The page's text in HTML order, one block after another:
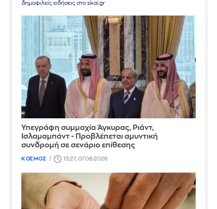
δημοφιλείς ειδήσεις στο skai.gr
Υπεγράφη συμμαχία Άγκυρας, Ριάντ,
Ισλαμαμπάντ - Προβλέπεται αμυντική
συνδρομή σε σενάριο επίθεσης
ΚΟΣΜΟΣ 13:27, 07.08.2026